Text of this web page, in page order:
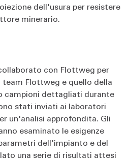
dell'usura per resistere
minerario.
con Flottweg per
team Flottweg e quello della
campioni dettagliati durante
stati inviati ai laboratori
un'analisi approfondita. Gli
esaminato le esigenze
dell'impianto e del
una serie di risultati attesi